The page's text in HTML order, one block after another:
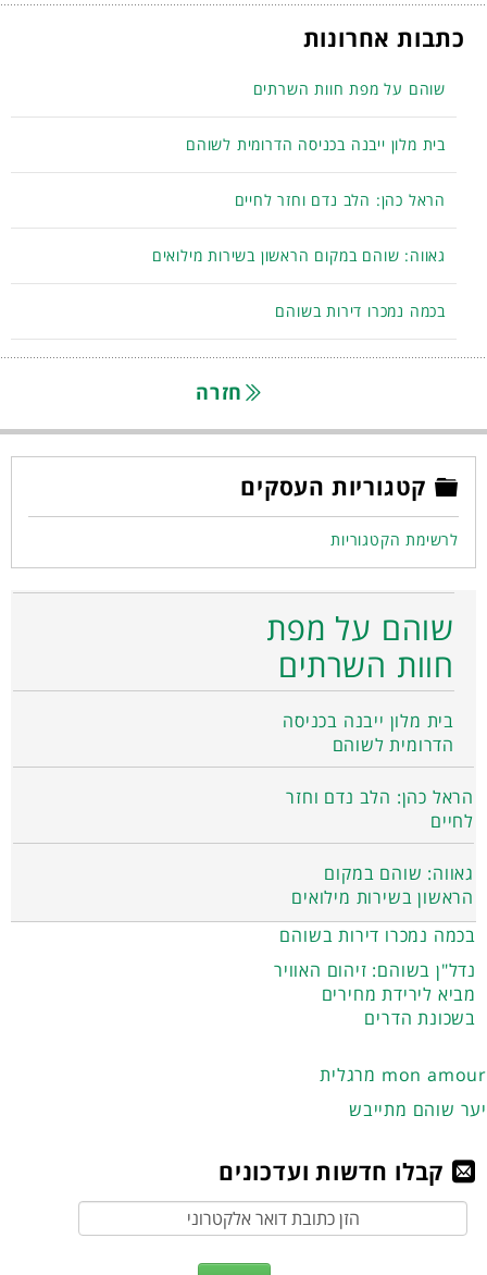
כתבות אחרונות
שוהם על מפת חוות השרתים
בית מלון ייבנה בכניסה הדרומית לשוהם
הראל כהן: הלב נדם וחזר לחיים
גאווה: שוהם במקום הראשון בשירות מילואים
בכמה נמכרו דירות בשוהם
חזרה
קטגוריות העסקים
לרשימת הקטגוריות
שוהם על מפת
חוות השרתים
בית מלון ייבנה בכניסה
הדרומית לשוהם
הראל כהן: הלב נדם וחזר
לחיים
גאווה: שוהם במקום
הראשון בשירות מילואים
בכמה נמכרו דירות בשוהם
נדל"ן בשוהם: זיהום האוויר
מביא לירידת מחירים
בשכונת הדרים
מרגלית mon amour
יער שוהם מתייבש
קבלו חדשות ועדכונים